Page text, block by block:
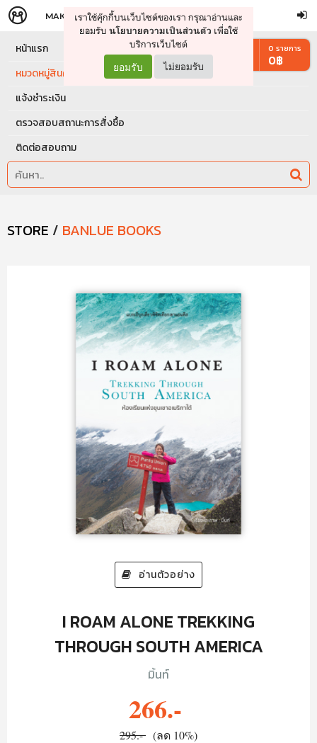
จัดการรถเข็น ดำเนินการต่อ
MAKERS STORE
เราใช้คุ๊กกี้บนเว็บไซต์ของเรา กรุณาอ่านและ
ยอมรับ นโยบายความเป็นส่วนตัว เพื่อใช้
บริการเว็บไซต์
ยอมรับ ไม่ยอมรับ
หน้าแรก
หมวดหมู่สินค้า
แจ้งชำระเงิน
ตรวจสอบสถานะการสั่งซื้อ
ติดต่อสอบถาม
0 รายการ
0฿
STORE / BANLUE BOOKS
อ่านตัวอย่าง
I ROAM ALONE TREKKING
THROUGH SOUTH AMERICA
มิ้นท์
266.-
295.- (ลด 10%)